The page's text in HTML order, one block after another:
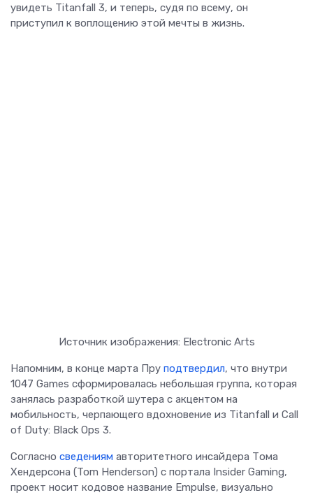
увидеть Titanfall 3, и теперь, судя по всему, он
приступил к воплощению этой мечты в жизнь.
Источник изображения: Electronic Arts
Напомним, в конце марта Пру подтвердил, что внутри
1047 Games сформировалась небольшая группа, которая
занялась разработкой шутера с акцентом на
мобильность, черпающего вдохновение из Titanfall и Call
of Duty: Black Ops 3.
Согласно сведениям авторитетного инсайдера Тома
Хендерсона (Tom Henderson) с портала Insider Gaming,
проект носит кодовое название Empulse, визуально